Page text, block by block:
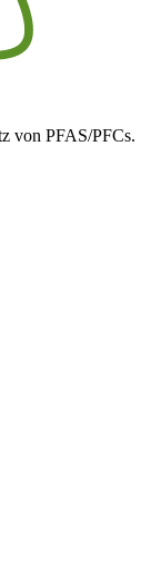
von PFAS/PFCs.